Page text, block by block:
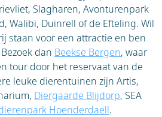
Slagharen, Avonturenpark
Walibi, Duinrell of de Efteling. Wil
staan voor een attractie en ben
dan Beekse Bergen, waar
tour door het reservaat van de
leuke dierentuinen zijn Artis,
Diergaarde Blijdorp, SEA
Hoenderdaell.